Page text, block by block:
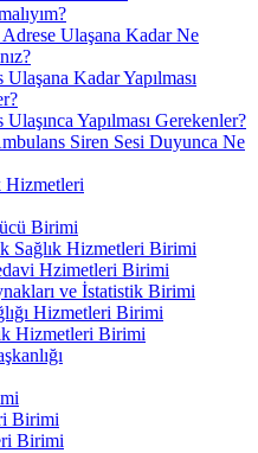
Ulaşana Kadar Ne
Kadar Yapılması
Yapılması Gerekenler?
Siren Sesi Duyunca Ne
Hizmetleri
Birimi
Sağlık Hizmetleri Birimi
Hzimetleri Birimi
ve İstatistik Birimi
Hizmetleri Birimi
Hizmetleri Birimi
Birimi
Birimi